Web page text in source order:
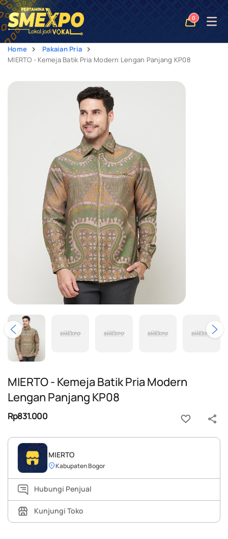
0
Open
Home
Pakaian Pria
MIERTO - Kemeja Batik Pria Modern Lengan Panjang KP08
MIERTO - Kemeja Batik Pria Modern
Lengan Panjang KP08
Rp831.000
MIERTO
Kabupaten Bogor
Hubungi Penjual
Kunjungi Toko